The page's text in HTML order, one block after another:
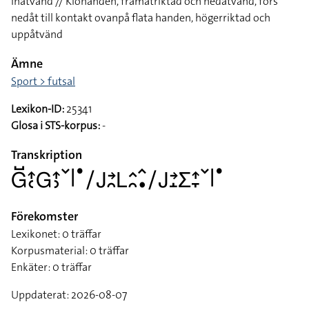
nedåt till kontakt ovanpå flata handen, högerriktad och
uppåtvänd
Ämne
Sport > futsal
Lexikon-ID:25341
Glosa i STS-korpus:-
Transkription
􌤦􌤹􌤴􌥗􌤦􌤴􌤶􌥧􌥼􌤟􌥠􌤢􌥔􌥘􌥈􌤵􌥘􌥦􌥡􌥠􌤢􌥔􌤸􌤥􌤴􌥙􌥧􌥼􌤟
Förekomster
Lexikonet: 0 träffar
Korpusmaterial: 0 träffar
Enkäter: 0 träffar
Uppdaterat: 2026-08-07